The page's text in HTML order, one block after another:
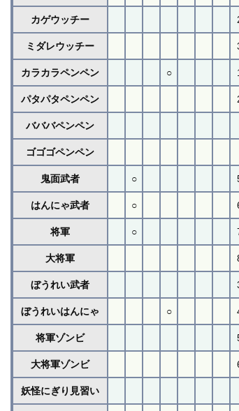
カゲウッチー
ミダレウッチー
カラカラペンペン ○
パタパタペンペン
バババペンペン
ゴゴゴペンペン
鬼面武者 ○
はんにゃ武者 ○
将軍 ○
大将軍
ぼうれい武者
ぼうれいはんにゃ ○
将軍ゾンビ
大将軍ゾンビ
妖怪にぎり見習い